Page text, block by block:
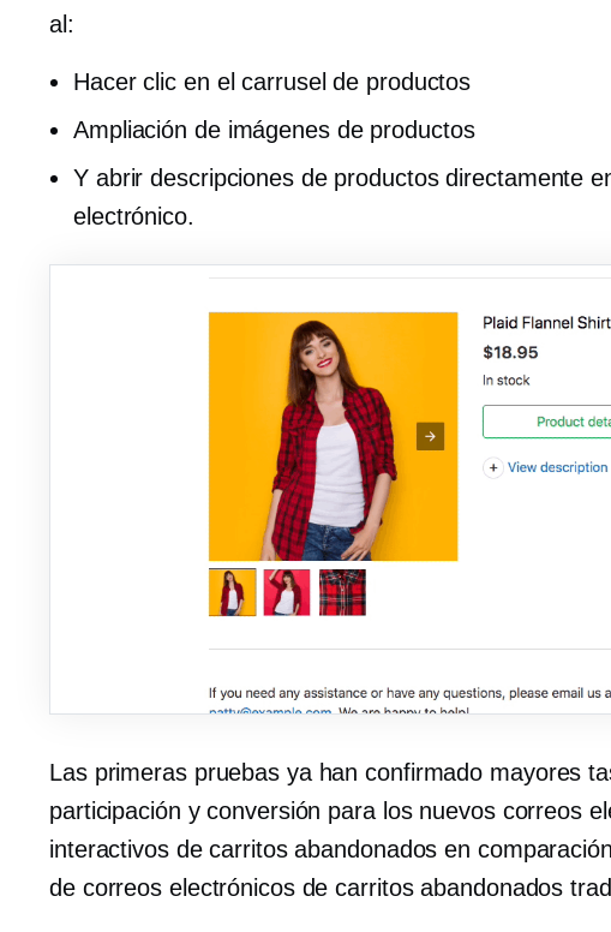
al:
Hacer clic en el carrusel de productos
Ampliación de imágenes de productos
Y abrir descripciones de productos directamente
electrónico.
Las primeras pruebas ya han confirmado mayores
participación y conversión para los nuevos correos
interactivos de carritos abandonados en
de correos electrónicos de carritos abandonados